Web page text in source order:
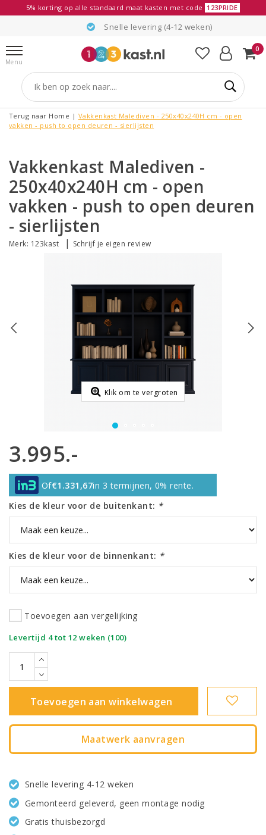
5% korting op alle standaard maat kasten met code 123PRIDE
Snelle levering (4-12 weken)
Menu
0
Terug naar Home | Vakkenkast Malediven - 250x40x240H cm - open
vakken - push to open deuren - sierlijsten
Vakkenkast Malediven -
250x40x240H cm - open
vakken - push to open deuren
- sierlijsten
Merk: 123kast | Schrijf je eigen review
Klik om te vergroten
3.995.-
Of€1.331,67in 3 termijnen, 0% rente.
Kies de kleur voor de buitenkant: *
Kies de kleur voor de binnenkant: *
Toevoegen aan vergelijking
Levertijd 4 tot 12 weken (100)
Toevoegen aan winkelwagen
Maatwerk aanvragen
Snelle levering 4-12 weken
Gemonteerd geleverd, geen montage nodig
Gratis thuisbezorgd